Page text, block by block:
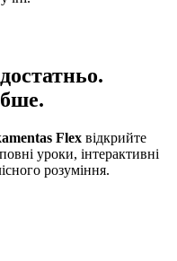
Flex відкрийте
уроки, інтерактивні
розуміння.